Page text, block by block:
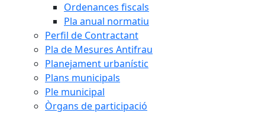
Ordenances fiscals
Pla anual normatiu
Perfil de Contractant
Pla de Mesures Antifrau
Planejament urbanístic
Plans municipals
Ple municipal
Òrgans de participació